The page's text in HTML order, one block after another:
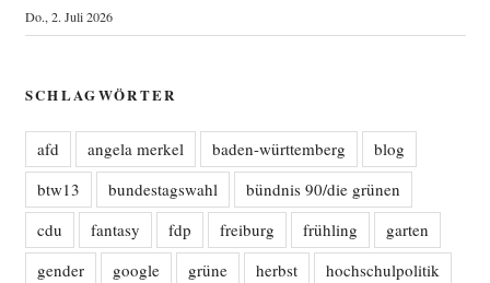
Do., 2. Juli 2026
SCHLAGWÖRTER
afd angela merkel baden-württemberg
blog
btw13
bundestagswahl
bündnis 90/die grünen
cdu
fantasy fdp freiburg frühling
garten
gender
google grüne herbst
hochschulpolitik